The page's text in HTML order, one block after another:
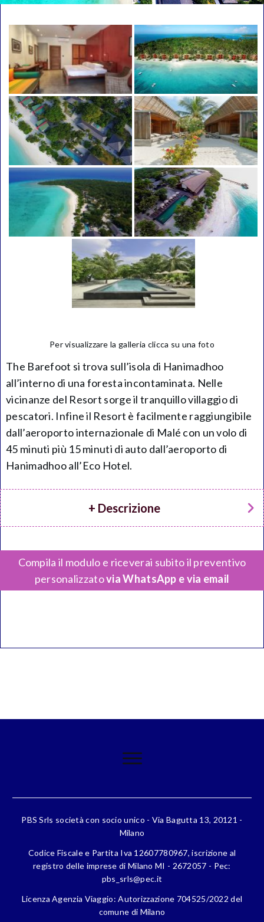
Per visualizzare la galleria clicca su una foto
The Barefoot si trova sull’isola di Hanimadhoo
all’interno di una foresta incontaminata. Nelle
vicinanze del Resort sorge il tranquillo villaggio di
pescatori. Infine il Resort è facilmente raggiungibile
dall’aeroporto internazionale di Malé con un volo di
45 minuti più 15 minuti di auto dall’aeroporto di
Hanimadhoo all’Eco Hotel.
+ Descrizione
Compila il modulo e riceverai subito il preventivo
personalizzatovia WhatsApp e via email
PBS Srls società con socio unico - Via Bagutta 13, 20121 -
Milano
Codice Fiscale e Partita Iva 12607780967, iscrizione al
registro delle imprese di Milano MI - 2672057 - Pec:
pbs_srls@pec.it
Licenza Agenzia Viaggio: Autorizzazione 704525/2022 del
comune di Milano